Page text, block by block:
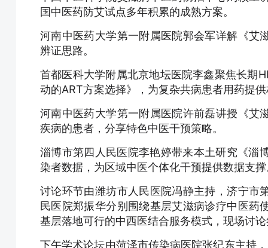
国中医药防艾试点多年积累的成熟方案。
河南中医药大学第一附属医院郭会军详解《艾
辨证思路。
首都医科大学附属北京地坛医院李鑫聚焦长期
动的ART方案选择》，为复杂共病患者用药提
河南中医药大学第一附属医院许前磊讲授《艾
疾病的患者，分享特色中医干预策略。
淄博市第四人民医院李艳婷带来本土研究《淄
染者数据，为区域中医个体化干预提供数据支
讨论环节由潍坊市人民医院冯静主持，济宁市
民医院郑振华分别围绕基层艾滋病诊疗中医药
基层落地可行的中西医结合服务模式，现场讨
下午学术论坛由菏泽市传染病医院张纪东主持